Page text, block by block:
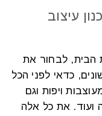
עיצוב
לבחור את
כדאי לפני הכל
ויפות וגם
ועוד. את כל אלה